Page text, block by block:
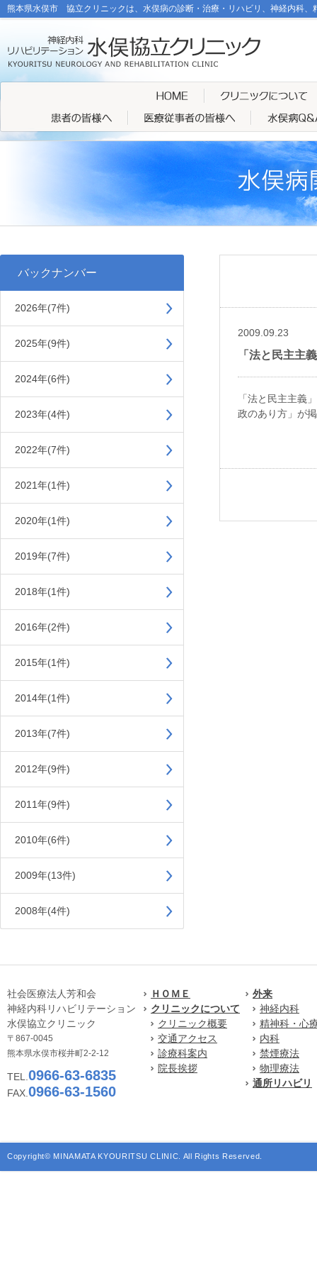
熊本県水俣市 協立クリニックは、水俣病の診断・治療・リハビリ、神経内科、
バックナンバー
2026年(7件)
2025年(9件)
2024年(6件)
2023年(4件)
2022年(7件)
2021年(1件)
2020年(1件)
2019年(7件)
2018年(1件)
2016年(2件)
2015年(1件)
2014年(1件)
2013年(7件)
2012年(9件)
2011年(9件)
2010年(6件)
2009年(13件)
2008年(4件)
2009.09.23
「法と民主主
「法と民主主義
政のあり方」が
社会医療法人芳和会
神経内科リハビリテーション
水俣協立クリニック
〒867-0045
熊本県水俣市桜井町2-2-12
TEL. 0966-63-6835
FAX. 0966-63-1560
ＨＯＭＥ
クリニックについて
クリニック概要
交通アクセス
診療科案内
院長挨拶
外来
神経内科
精神科・心
内科
禁煙療法
物理療法
通所リハビリ
Copyright© MINAMATA KYOURITSU CLINIC. All Rights Reserved.